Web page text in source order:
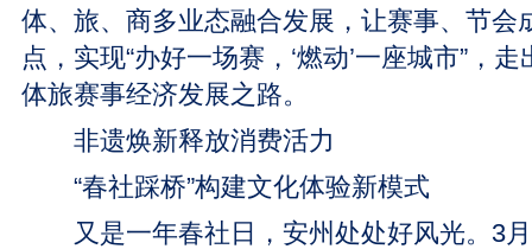
体、旅、商多业态融合发展，让赛事、节会
点，实现“办好一场赛，‘燃动’一座城市”，
体旅赛事经济发展之路。
非遗焕新释放消费活力
“春社踩桥”构建文化体验新模式
又是一年春社日，安州处处好风光。3月